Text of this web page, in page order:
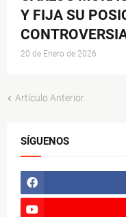
Y FIJA SU
20 de Enero de 2026
Artículo Anterior
SÍGUENOS